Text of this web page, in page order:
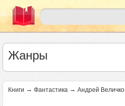
Жанры
Книги → Фантастика → Андрей Величко